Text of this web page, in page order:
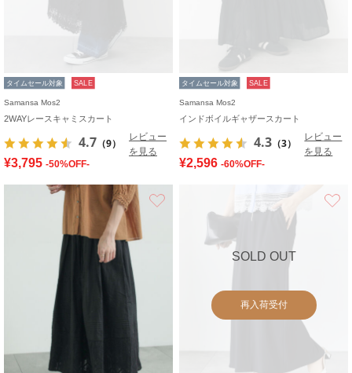
タイムセール対象 SALE
Samansa Mos2
2WAYレースキャミスカート
4.7 （9）
レビュー
を見る
¥3,795 -50%OFF-
タイムセール対象 SALE
Samansa Mos2
インドボイルギャザースカート
4.3 （3）
レビュー
を見る
¥2,596 -60%OFF-
SOLD OUT
再入荷受付